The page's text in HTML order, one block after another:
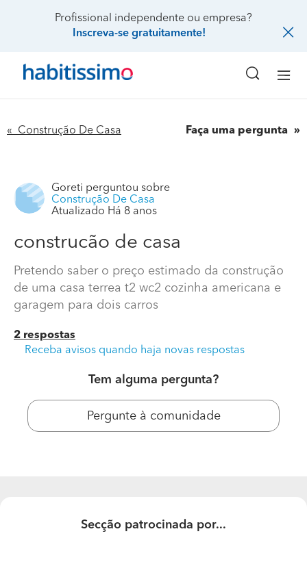
Profissional independente ou empresa?
Inscreva-se gratuitamente!
« Construção De Casa Faça uma pergunta
para dois carros
Goreti perguntou sobre
Construção De Casa
Atualizado Há 8 anos
construcão de casa
Pretendo saber o preço estimado da construção
de uma casa terrea t2 wc2 cozinha americana e
garagem para dois carros
2 respostas
Receba avisos quando haja novas respostas
Tem alguma pergunta?
Pergunte à comunidade
Secção patrocinada por...